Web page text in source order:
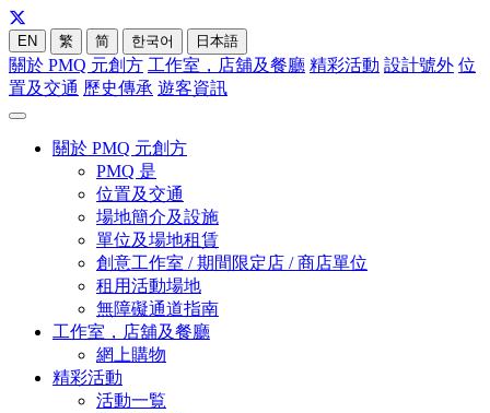
EN 繁 简 한국어 日本語
關於 PMQ 元創方 工作室，店舖及餐廳 精彩活動 設計號外 位
置及交通 歷史傳承 遊客資訊
關於 PMQ 元創方
PMQ 是
位置及交通
場地簡介及設施
單位及場地租賃
創意工作室 / 期間限定店 / 商店單位
租用活動場地
無障礙通道指南
工作室，店舖及餐廳
網上購物
精彩活動
活動一覧